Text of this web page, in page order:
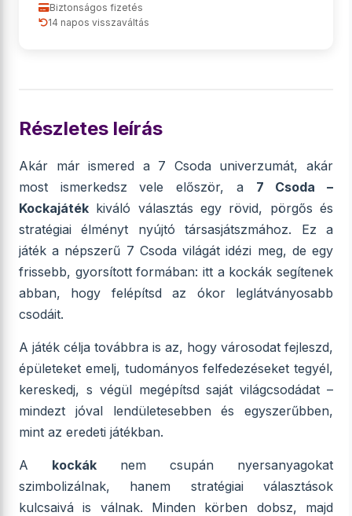
Biztonságos fizetés
14 napos visszaváltás
Részletes leírás
Akár már ismered a 7 Csoda univerzumát, akár
most ismerkedsz vele először, a 7 Csoda –
Kockajáték kiváló választás egy rövid, pörgős és
stratégiai élményt nyújtó társasjátszmához. Ez a
játék a népszerű 7 Csoda világát idézi meg, de egy
frissebb, gyorsított formában: itt a kockák segítenek
abban, hogy felépítsd az ókor leglátványosabb
csodáit.
A játék célja továbbra is az, hogy városodat fejleszd,
épületeket emelj, tudományos felfedezéseket tegyél,
kereskedj, s végül megépítsd saját világcsodádat –
mindezt jóval lendületesebben és egyszerűbben,
mint az eredeti játékban.
A kockák nem csupán nyersanyagokat
szimbolizálnak, hanem stratégiai választások
kulcsaivá is válnak. Minden körben dobsz, majd